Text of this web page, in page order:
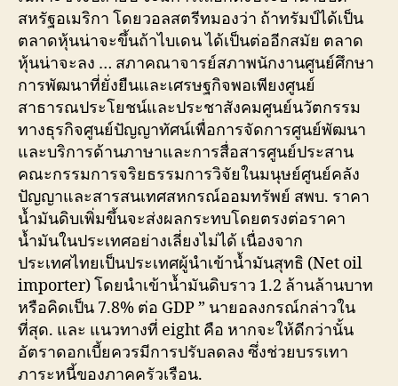
สหรัฐอเมริกา โดยวอลสตรีทมองว่า ถ้าทรัมป์ได้เป็น
ตลาดหุ้นน่าจะขึ้นถ้าไบเดน ได้เป็นต่ออีกสมัย ตลาด
หุ้นน่าจะลง … สภาคณาจารย์สภาพนักงานศูนย์ศึกษา
การพัฒนาที่ยั่งยืนและเศรษฐกิจพอเพียงศูนย์
สาธารณประโยชน์และประชาสังคมศูนย์นวัตกรรม
ทางธุรกิจศูนย์ปัญญาทัศน์เพื่อการจัดการศูนย์พัฒนา
และบริการด้านภาษาและการสื่อสารศูนย์ประสาน
คณะกรรมการจริยธรรมการวิจัยในมนุษย์ศูนย์คลัง
ปัญญาและสารสนเทศสหกรณ์ออมทรัพย์ สพบ. ราคา
น้ำมันดิบเพิ่มขึ้นจะส่งผลกระทบโดยตรงต่อราคา
น้ำมันในประเทศอย่างเลี่ยงไม่ได้ เนื่องจาก
ประเทศไทยเป็นประเทศผู้นำเข้าน้ำมันสุทธิ (Net oil
importer) โดยนำเข้าน้ำมันดิบราว 1.2 ล้านล้านบาท
หรือคิดเป็น 7.8% ต่อ GDP ” นายอลงกรณ์กล่าวใน
ที่สุด. และ แนวทางที่ eight คือ หากจะให้ดีกว่านั้น
อัตราดอกเบี้ยควรมีการปรับลดลง ซึ่งช่วยบรรเทา
ภาระหนี้ของภาคครัวเรือน.